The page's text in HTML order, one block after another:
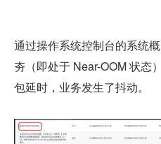
通过操作系统控制台的系统
夯（即处于 Near-OOM 状态
包延时，业务发生了抖动。